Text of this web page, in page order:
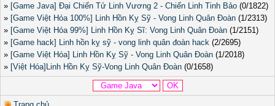
» [Game Java] Đại Chiến Tử Linh Vương 2 - Chiến Linh Tinh Bảo (0/1822)
» [Game Việt Hóa 100%] Linh Hồn Kỵ Sỹ - Vong Linh Quân Đoàn (1/2313)
» [Game Việt Hóa 99%] Linh Hồn Kỵ Sĩ: Vong Linh Quân Đoàn (1/2151)
» [Game hack] Linh hồn kỵ sỹ - vong linh quân đoàn hack (2/2695)
» [Game Việt Hóa] Linh Hồn Kỵ Sỹ - Vong Linh Quân Đoàn (1/2018)
» [Việt Hóa]Linh Hồn Kỵ Sỹ-Vong Linh Quân Đoàn (0/1658)